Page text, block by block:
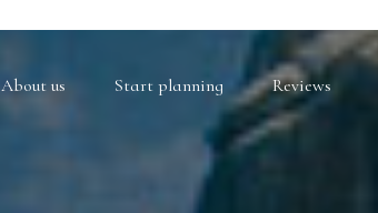
About us Start planning Reviews